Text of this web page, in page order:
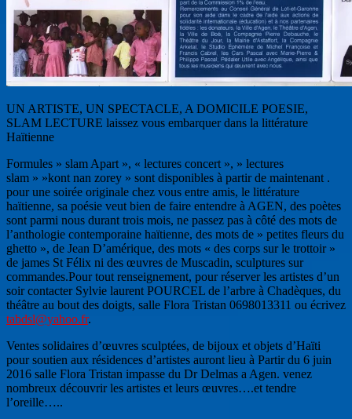
UN ARTISTE, UN SPECTACLE, A DOMICILE POESIE,
SLAM LECTURE laissez vous embarquer dans la littérature
Haïtienne
Formules » slam Apart », « lectures concert », » lectures
slam » »kont nan zorey » sont disponibles à partir de maintenant .
pour une soirée originale chez vous entre amis, le littérature
haïtienne, sa poésie veut bien de faire entendre à AGEN, des poètes
sont parmi nous durant trois mois, ne passez pas à côté des mots de
l’anthologie contemporaine haïtienne, des mots de » petites fleurs du
ghetto », de Jean D’amérique, des mots « des corps sur le trottoir »
de james St Félix ni des œuvres de Muscadin, sculptures sur
commandes.Pour tout renseignement, pour réserver les artistes d’un
soir contacter Sylvie laurent POURCEL de l’arbre à Chadèques, du
théâtre au bout des doigts, salle Flora Tristan 0698013311 ou écrivez
tabdsl@yahoo.fr.
Ventes solidaires d’œuvres sculptées, de bijoux et objets d’Haïti
pour soutien aux résidences d’artistes auront lieu à Partir du 6 juin
2016 salle Flora Tristan impasse du Dr Delmas a Agen. venez
nombreux découvrir les artistes et leurs œuvres….et tendre
l’oreille…..